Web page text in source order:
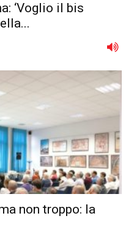
‘Voglio il bis
non troppo: la